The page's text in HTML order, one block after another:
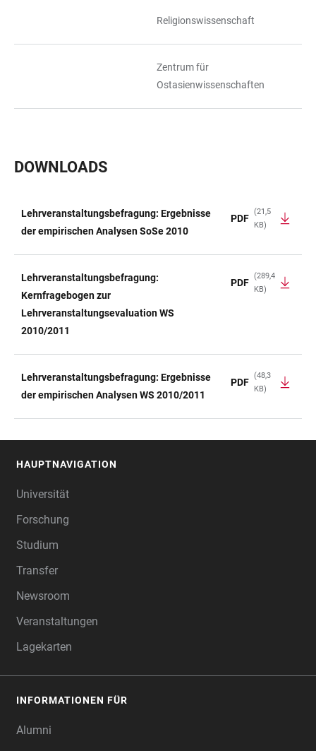
Religionswissenschaft
Zentrum für
Ostasienwissenschaften
DOWNLOADS
TABELLE
Lehrveranstaltungsbefragung: Ergebnisse
der empirischen Analysen SoSe 2010
PDF
(21,5
KB)
Lehrveranstaltungsbefragung:
Kernfragebogen zur
Lehrveranstaltungsevaluation WS
2010/2011
PDF
(289,4
KB)
Lehrveranstaltungsbefragung: Ergebnisse
der empirischen Analysen WS 2010/2011
PDF
(48,3
KB)
HAUPTNAVIGATION
Universität
Forschung
Studium
Transfer
Newsroom
Veranstaltungen
Lagekarten
INFORMATIONEN FÜR
Alumni